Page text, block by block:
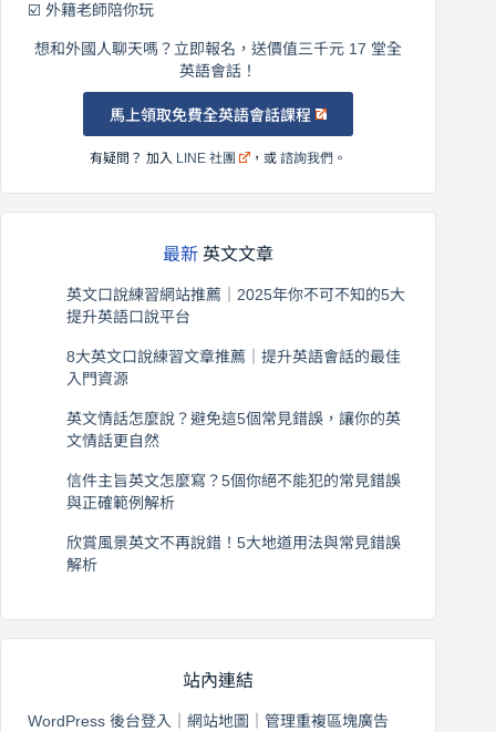
☑️ 外籍老師陪你玩
想和外國人聊天嗎？立即報名，送價值三千元 17 堂全
英語會話！
馬上領取免費全英語會話課程
有疑問？ 加入 LINE 社團 ，或諮詢我們 。
最新 英文文章
英文口說練習網站推薦｜2025年你不可不知的5大
提升英語口說平台
8大英文口說練習文章推薦｜提升英語會話的最佳
入門資源
英文情話怎麼說？避免這5個常見錯誤，讓你的英
文情話更自然
信件主旨英文怎麼寫？5個你絕不能犯的常見錯誤
與正確範例解析
欣賞風景英文不再說錯！5大地道用法與常見錯誤
解析
站內連結
WordPress 後台登入 網站地圖 管理重複區塊廣告